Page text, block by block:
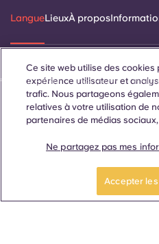
Réservez
LangueLieuxÀ propos
Català Deutsch
Ce site web utilise des cookies
expérience utilisateur et
trafic. Nous partageons
relatives à votre utilisation de
partenaires de médias
Ne partagez pas mes
Accepter